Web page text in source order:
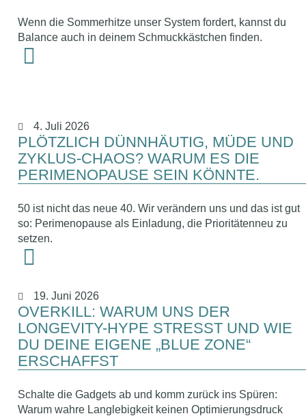
Wenn die Sommerhitze unser System fordert, kannst du
Balance auch in deinem Schmuckkästchen finden.
4. Juli 2026
PLÖTZLICH DÜNNHÄUTIG, MÜDE UND
ZYKLUS-CHAOS? WARUM ES DIE
PERIMENOPAUSE SEIN KÖNNTE.
50 ist nicht das neue 40. Wir verändern uns und das ist gut
so: Perimenopause als Einladung, die Prioritätenneu zu
setzen.
19. Juni 2026
OVERKILL: WARUM UNS DER
LONGEVITY-HYPE STRESST UND WIE
DU DEINE EIGENE „BLUE ZONE“
ERSCHAFFST
Schalte die Gadgets ab und komm zurück ins Spüren:
Warum wahre Langlebigkeit keinen Optimierungsdruck